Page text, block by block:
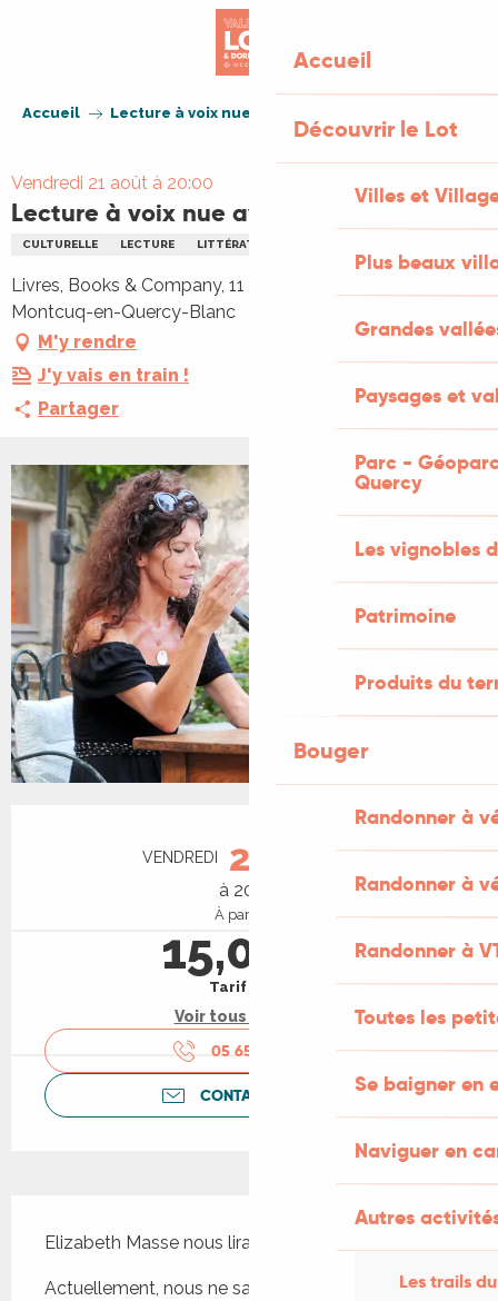
Accueil
Découvrir le Lot
Villes et
Plus beaux
Grandes
Paysages et
Parc -
Quercy
Les vignobles
Patrimoine
Produits du
Bouger
Randonner à
Randonner à
Randonner à
Toutes les
Se baigner en
Naviguer en
Autres
Les trails
Accueil Lecture à voix nue avec Elizabeth Masse
Vendredi 21 août à 20:00
Lecture à voix nue avec Elizabeth Masse
CULTURELLE LECTURE LITTÉRATURE
Livres, Books & Company, 11 Rue de Montmartre, 46800
Montcuq-en-Quercy-Blanc
M'y rendre
J'y vais en train !
Partager
Ouverture et coordonnées
VENDREDI 21
à 20:00
À partir de
15,00 €
Tarif plein
Voir tous les tarifs
05 65 24 35
CONTACTEZ-NOUS
Elizabeth Masse nous lira un texte de son choix
Actuellement, nous ne savons pas encore ce